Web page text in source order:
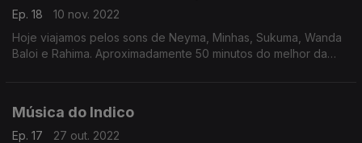
Ep. 18
10 nov. 2022
Hoje viajamos pelos sons de Neyma, Minhas, Sukuma, Wanda
Baloi e Rahima. Aproximadamente 50 minutos do melhor da
Música do Indico
Ep. 17
27 out. 2022